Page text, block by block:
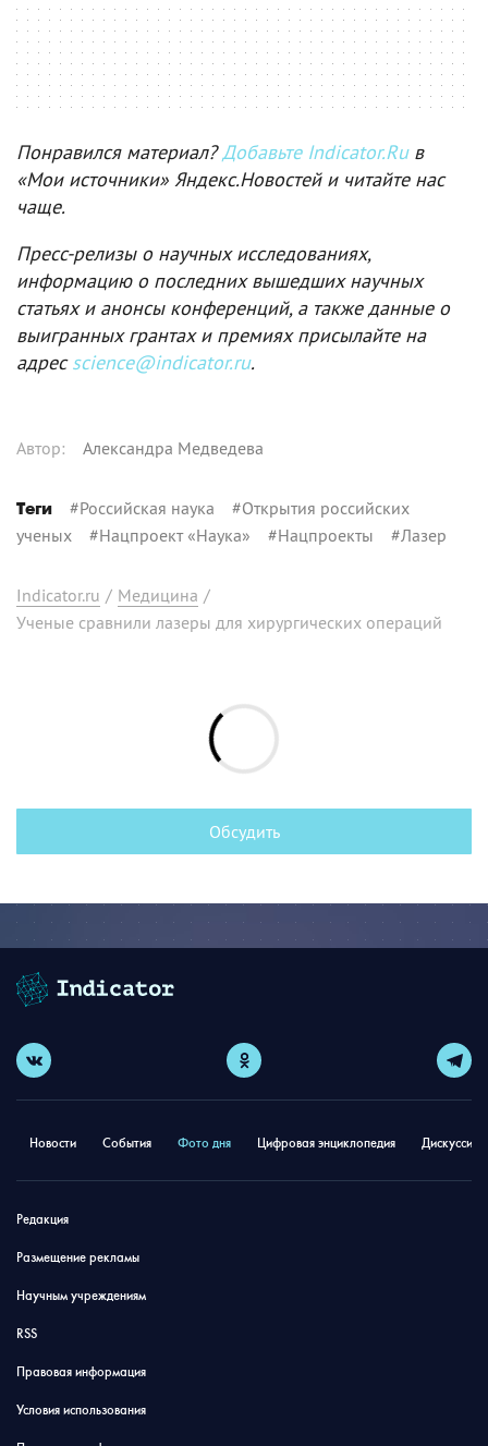
Понравился материал?Добавьте Indicator.Ruв
«Мои источники» Яндекс.Новостей и читайте нас
чаще.
Пресс-релизы о научных исследованиях,
информацию о последних вышедших научных
статьях и анонсы конференций, а также данные о
выигранных грантах и премиях присылайте на
адресscience@indicator.ru.
Автор: Александра Медведева
Теги #Российская наука #Открытия российских
ученых #Нацпроект «Наука» #Нацпроекты #Лазер
Indicator.ru / Медицина /
Ученые сравнили лазеры для хирургических операций
Обсудить
Новости События Фото дня Цифровая энциклопедия
Редакция
Размещение рекламы
Научным учреждениям
RSS
Правовая информация
Условия использования